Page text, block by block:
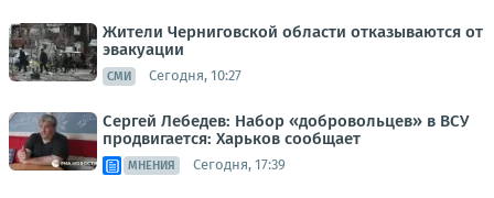
Жители Черниговской области отказываются от
эвакуации
СМИ Сегодня, 10:27
Сергей Лебедев: Набор «добровольцев» в ВСУ
продвигается: Харьков сообщает
МНЕНИЯ Сегодня, 17:39